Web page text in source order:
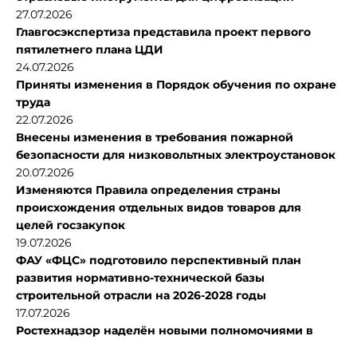
27.07.2026
Главгосэкспертиза представила проект первого
пятилетнего плана ЦДИ
24.07.2026
Приняты изменения в Порядок обучения по охране
труда
22.07.2026
Внесены изменения в требования пожарной
безопасности для низковольтных электроустановок
20.07.2026
Изменяются Правила определения страны
происхождения отдельных видов товаров для
целей госзакупок
19.07.2026
ФАУ «ФЦС» подготовило перспективный план
развития нормативно-технической базы
строительной отрасли на 2026-2028 годы
17.07.2026
Ростехнадзор наделён новыми полномочиями в